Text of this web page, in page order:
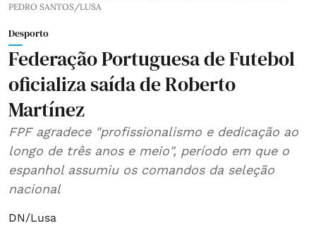
PEDRO SANTOS/LUSA
Desporto
Federação Portuguesa de Futebol
oficializa saída de Roberto
Martínez
FPF agradece "profissionalismo e dedicação ao
longo de três anos e meio", período em que o
espanhol assumiu os comandos da seleção
nacional
DN/Lusa